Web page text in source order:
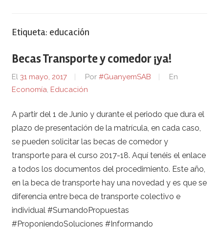
Etiqueta: educación
Becas Transporte y comedor ¡ya!
El 31 mayo, 2017 Por #GuanyemSAB
En
Economía, Educación
A partir del 1 de Junio y durante el periodo que dura el
plazo de presentación de la matrícula, en cada caso,
se pueden solicitar las becas de comedor y
transporte para el curso 2017-18. Aquí tenéis el enlace
a todos los documentos del procedimiento. Este año,
en la beca de transporte hay una novedad y es que se
diferencia entre beca de transporte colectivo e
individual #SumandoPropuestas
#ProponiendoSoluciones #Informando